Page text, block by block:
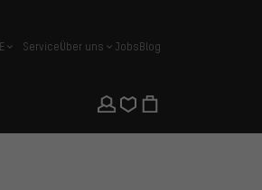
ServiceÜber uns JobsBlog